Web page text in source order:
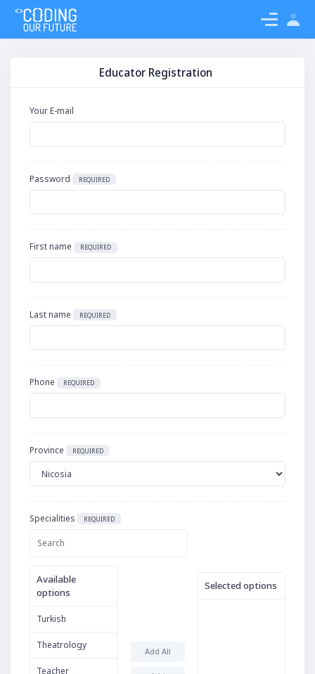
Login
Educator Registration
Your E-mail
Password REQUIRED
First name REQUIRED
Last name REQUIRED
Phone REQUIRED
Province REQUIRED
Specialities REQUIRED
Available
options
Turkish
Theatrology
Teacher
Add All
Selected options